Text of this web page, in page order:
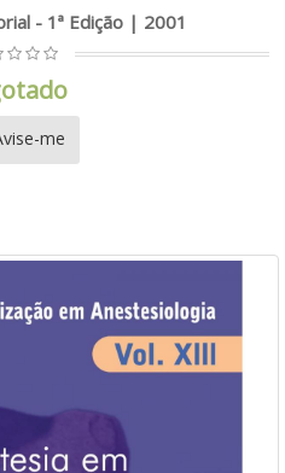
- 1ª Edição | 2001
me